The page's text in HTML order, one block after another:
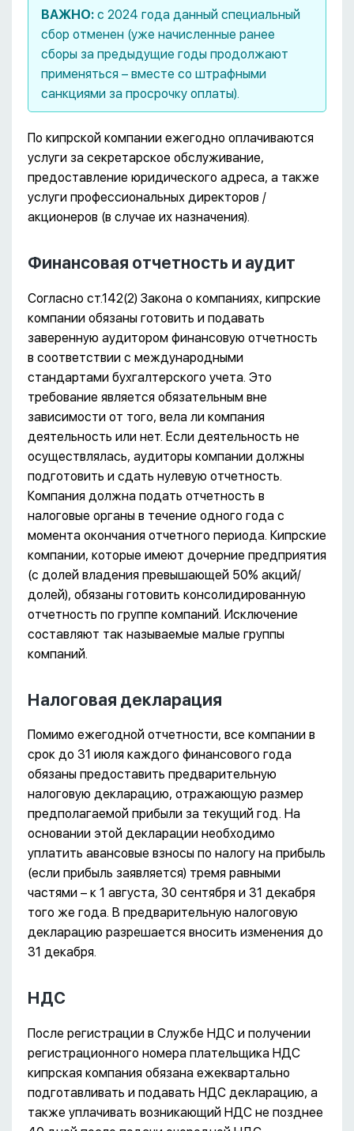
ВАЖНО: с 2024 года данный специальный
сбор отменен (уже начисленные ранее
сборы за предыдущие годы продолжают
применяться – вместе со штрафными
санкциями за просрочку оплаты).
По кипрской компании ежегодно оплачиваются
услуги за секретарское обслуживание,
предоставление юридического адреса, а также
услуги профессиональных директоров /
акционеров (в случае их назначения).
Финансовая отчетность и аудит
Согласно ст.142(2) Закона о компаниях, кипрские
компании обязаны готовить и подавать
заверенную аудитором финансовую отчетность
в соответствии с международными
стандартами бухгалтерского учета. Это
требование является обязательным вне
зависимости от того, вела ли компания
деятельность или нет. Если деятельность не
осуществлялась, аудиторы компании должны
подготовить и сдать нулевую отчетность.
Компания должна подать отчетность в
налоговые органы в течение одного года с
момента окончания отчетного периода. Кипрские
компании, которые имеют дочерние предприятия
(с долей владения превышающей 50% акций/
долей), обязаны готовить консолидированную
отчетность по группе компаний. Исключение
составляют так называемые малые группы
компаний.
Налоговая декларация
Помимо ежегодной отчетности, все компании в
срок до 31 июля каждого финансового года
обязаны предоставить предварительную
налоговую декларацию, отражающую размер
предполагаемой прибыли за текущий год. На
основании этой декларации необходимо
уплатить авансовые взносы по налогу на прибыль
(если прибыль заявляется) тремя равными
частями – к 1 августа, 30 сентября и 31 декабря
того же года. В предварительную налоговую
декларацию разрешается вносить изменения до
31 декабря.
НДС
После регистрации в Службе НДС и получении
регистрационного номера плательщика НДС
кипрская компания обязана ежеквартально
подготавливать и подавать НДС декларацию, а
также уплачивать возникающий НДС не позднее